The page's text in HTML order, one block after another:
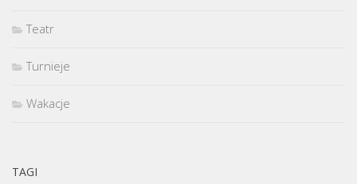
Teatr
Turnieje
Wakacje
TAGI